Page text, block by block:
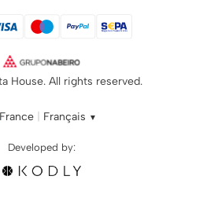
House. All rights reserved.
France Français ▼
Developed by: